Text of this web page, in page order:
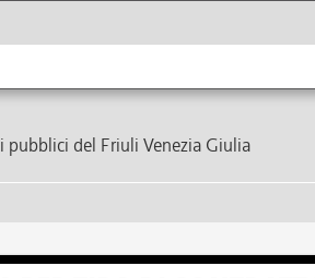
del Friuli Venezia Giulia